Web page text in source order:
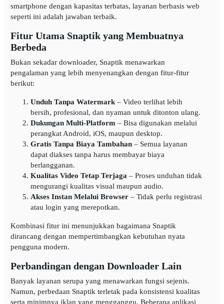
smartphone dengan kapasitas terbatas, layanan berbasis web
seperti ini adalah jawaban terbaik.
Fitur Utama Snaptik yang Membuatnya
Berbeda
Bukan sekadar downloader, Snaptik menawarkan
pengalaman yang lebih menyenangkan dengan fitur-fitur
berikut:
Unduh Tanpa Watermark– Video terlihat lebih
bersih, profesional, dan nyaman untuk ditonton ulang.
Dukungan Multi-Platform – Bisa digunakan melalui
perangkat Android, iOS, maupun desktop.
Gratis Tanpa Biaya Tambahan– Semua layanan
dapat diakses tanpa harus membayar biaya
berlangganan.
Kualitas Video Tetap Terjaga – Proses unduhan tidak
mengurangi kualitas visual maupun audio.
Akses Instan Melalui Browser– Tidak perlu registrasi
atau login yang merepotkan.
Kombinasi fitur ini menunjukkan bagaimana Snaptik
dirancang dengan mempertimbangkan kebutuhan nyata
pengguna modern.
Perbandingan dengan Downloader Lain
Banyak layanan serupa yang menawarkan fungsi sejenis.
Namun, perbedaan Snaptik terletak pada konsistensi kualitas
serta minimnya iklan yang mengganggu. Beberapa aplikasi